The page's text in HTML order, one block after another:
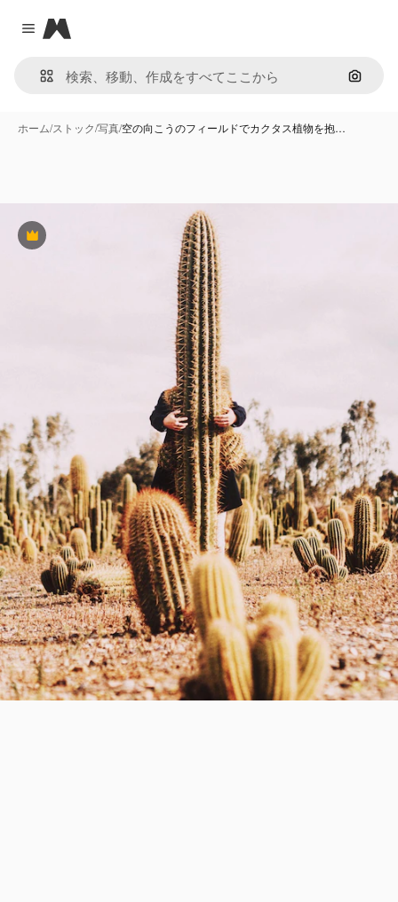
Close menu
Magnific
画像で
ホーム/ストック/写真/空の向こうのフィールドでカクタス植物を抱…
Premium